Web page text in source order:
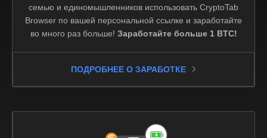
семью и единомышленников использовать CryptoTab
Browser по вашей персональной ссылке и заработайте
во много раз больше! Заработайте больше 1 BTC!
ПОДРОБНЕЕ О ЗАРАБОТКЕ